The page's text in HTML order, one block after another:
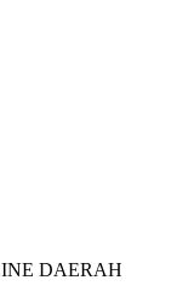
DAERAH